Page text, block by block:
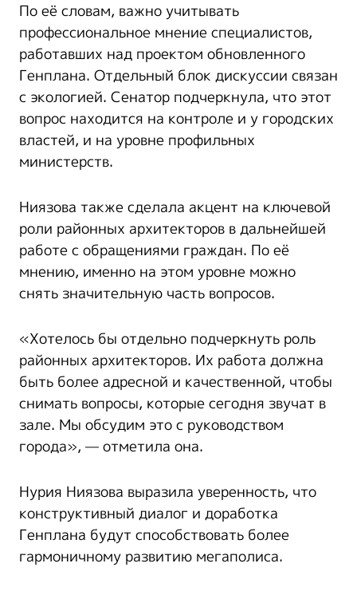
По её словам, важно учитывать
профессиональное мнение специалистов,
работавших над проектом обновленного
Генплана. Отдельный блок дискуссии связан
с экологией. Сенатор подчеркнула, что этот
вопрос находится на контроле и у городских
властей, и на уровне профильных
министерств.
Ниязова также сделала акцент на ключевой
роли районных архитекторов в дальнейшей
работе с обращениями граждан. По её
мнению, именно на этом уровне можно
снять значительную часть вопросов.
«Хотелось бы отдельно подчеркнуть роль
районных архитекторов. Их работа должна
быть более адресной и качественной, чтобы
снимать вопросы, которые сегодня звучат в
зале. Мы обсудим это с руководством
города», — отметила она.
Нурия Ниязова выразила уверенность, что
конструктивный диалог и доработка
Генплана будут способствовать более
гармоничному развитию мегаполиса.